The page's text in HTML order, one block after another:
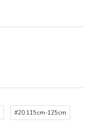
#20 115cm-125cm